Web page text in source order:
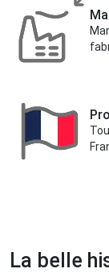
La belle